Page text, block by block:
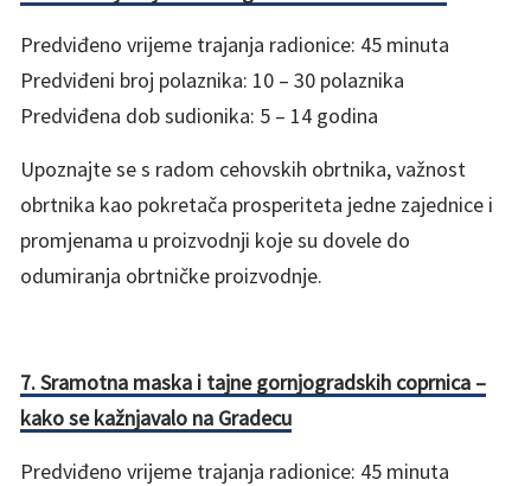
Predviđeno vrijeme trajanja radionice: 45 minuta
Predviđeni broj polaznika: 10 – 30 polaznika
Predviđena dob sudionika: 5 – 14 godina
Upoznajte se s radom cehovskih obrtnika, važnost
obrtnika kao pokretača prosperiteta jedne zajednice i
promjenama u proizvodnji koje su dovele do
odumiranja obrtničke proizvodnje.
7. Sramotna maska i tajne gornjogradskih coprnica –
kako se kažnjavalo na Gradecu
Predviđeno vrijeme trajanja radionice: 45 minuta